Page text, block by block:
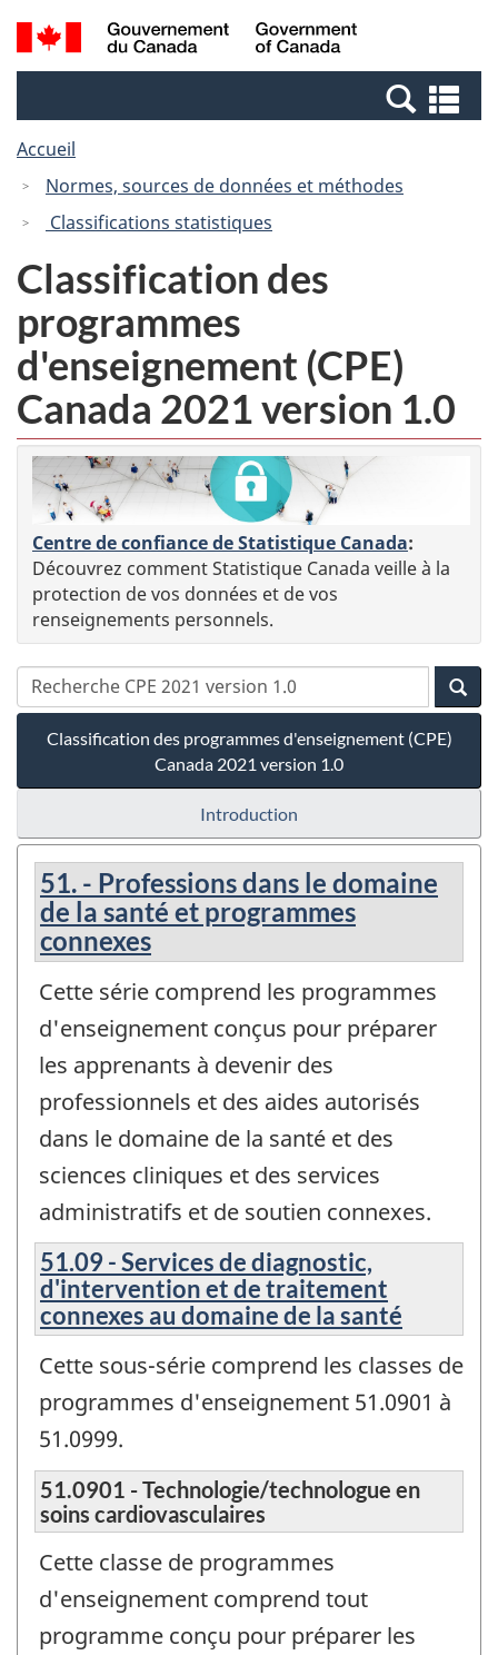
Passer
au
Passer
à
Canada
Recherche
et
et
Accueil
Normes, sources de données et méthodes
Classifications statistiques
Classification des
programmes
d'enseignement (CPE)
Canada 2021 version 1.0
Centre de confiance de Statistique Canada:
Découvrez comment Statistique Canada veille à la
protection de vos données et de vos
renseignements personnels.
Classification des programmes d'enseignement (CPE)
Canada 2021 version 1.0
Introduction
51. - Professions dans le domaine
de la santé et programmes
connexes
Cette série comprend les programmes
d'enseignement conçus pour préparer
les apprenants à devenir des
professionnels et des aides autorisés
dans le domaine de la santé et des
sciences cliniques et des services
administratifs et de soutien connexes.
51.09 - Services de diagnostic,
d'intervention et de traitement
connexes au domaine de la santé
Cette sous-série comprend les classes de
programmes d'enseignement 51.0901 à
51.0999.
51.0901 - Technologie/technologue en
soins cardiovasculaires
Cette classe de programmes
d'enseignement comprend tout
programme conçu pour préparer les